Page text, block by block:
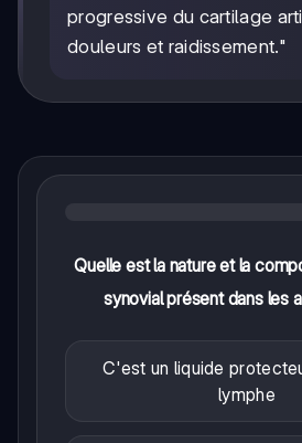
progressive du cartilage
douleurs et raidissement."
Quelle est la nature et la
synovial présent dans les
C'est un liquide
lymphe